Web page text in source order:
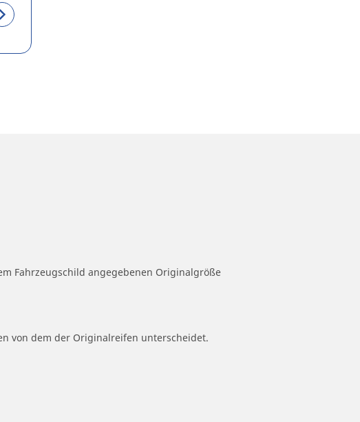
Fahrzeugschild angegebenen Originalgröße
von dem der Originalreifen unterscheidet.